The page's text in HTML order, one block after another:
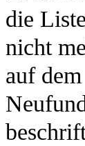
die
nicht
auf